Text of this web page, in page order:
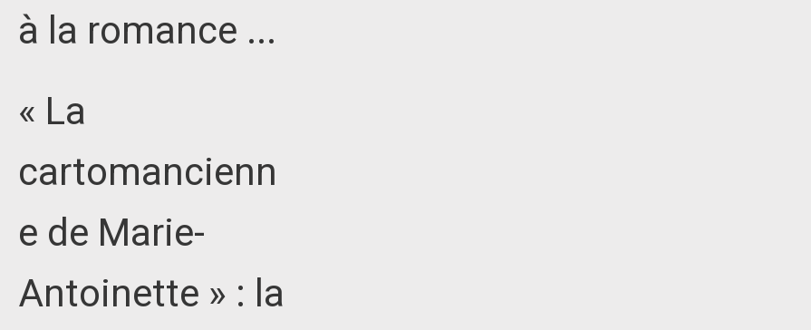
à la romance ...
« La
cartomancienn
e de Marie-
Antoinette » : la